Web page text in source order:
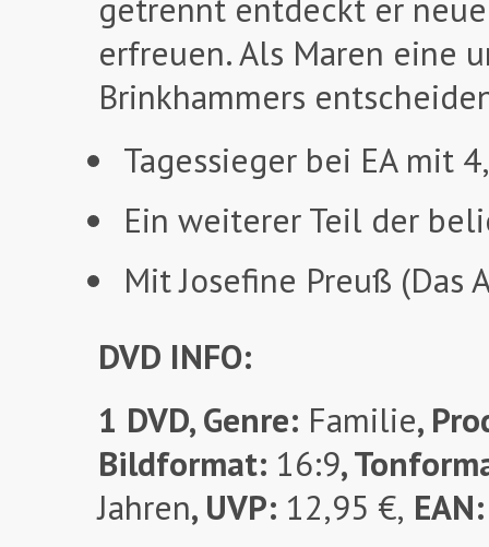
getrennt entdeckt er
erfreuen. Als Maren eine
Brinkhammers
Tagessieger bei EA mit
Ein weiterer Teil der
Mit Josefine Preuß (Das
DVD INFO:
1 DVD, Genre: Familie,
Bildformat: 16:9,
Jahren, UVP: 12,95 €,